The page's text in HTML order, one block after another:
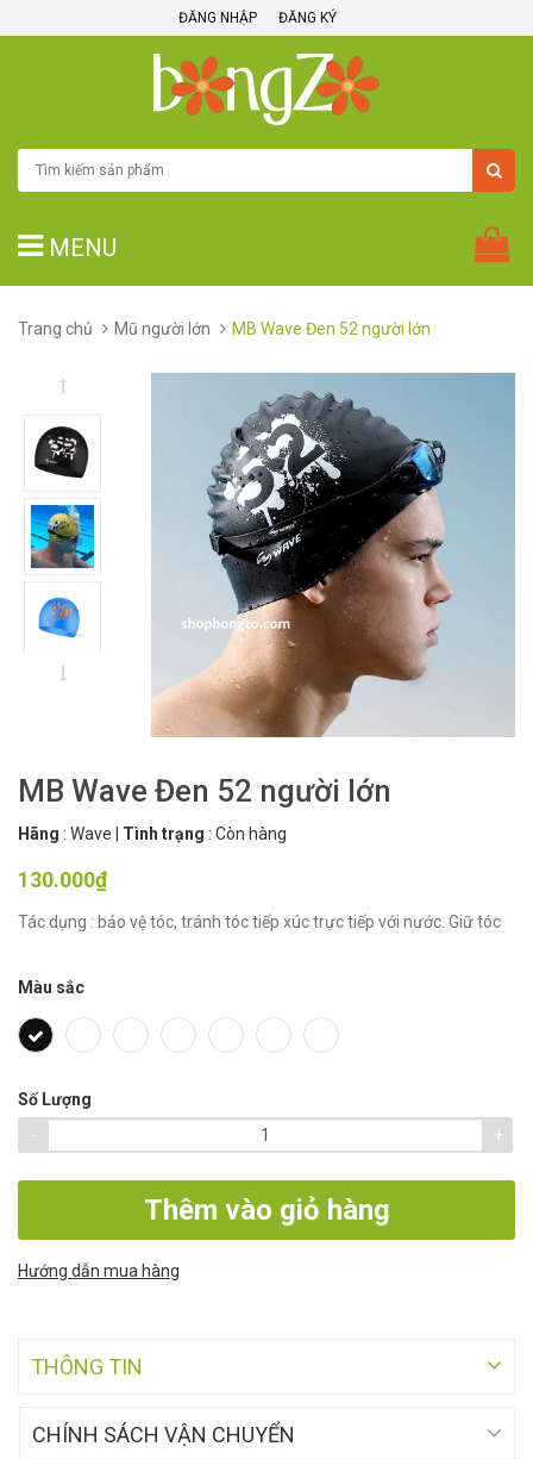
ĐĂNG NHẬP ĐĂNG KÝ
MENU
Trang chủ Mũ người lớn MB Wave Đen 52 người lớn
MB Wave Đen 52 người lớn
Hãng : Wave Tình trạng : Còn hàng
130.000₫
Tác dụng : bảo vệ tóc, tránh tóc tiếp xúc trực tiếp với nước. Giữ tóc
Màu sắc
Số Lượng
-
+
Thêm vào giỏ hàng
Hướng dẫn mua hàng
THÔNG TIN
CHÍNH SÁCH VẬN CHUYỂN